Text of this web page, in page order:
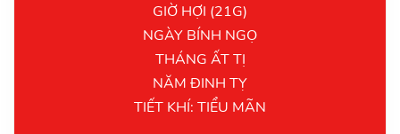
GIỜ HỢI (21G)
NGÀY BÍNH NGỌ
THÁNG ẤT TỊ
NĂM ĐINH TỴ
TIẾT KHÍ: TIỂU MÃN